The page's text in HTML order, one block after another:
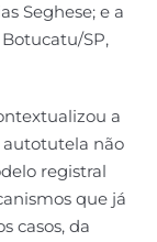
Seghese; e a
SP,
a
não
registral
que já
casos, da